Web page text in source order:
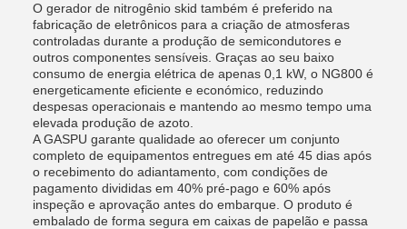
O gerador de nitrogênio skid também é preferido na
fabricação de eletrônicos para a criação de atmosferas
controladas durante a produção de semicondutores e
outros componentes sensíveis. Graças ao seu baixo
consumo de energia elétrica de apenas 0,1 kW, o NG800 é
energeticamente eficiente e económico, reduzindo
despesas operacionais e mantendo ao mesmo tempo uma
elevada produção de azoto.
A GASPU garante qualidade ao oferecer um conjunto
completo de equipamentos entregues em até 45 dias após
o recebimento do adiantamento, com condições de
pagamento divididas em 40% pré-pago e 60% após
inspeção e aprovação antes do embarque. O produto é
embalado de forma segura em caixas de papelão e passa